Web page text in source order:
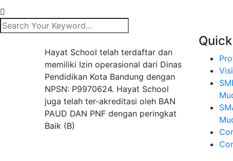
Hayat School telah terdaftar dan
memiliki Izin operasional dari Dinas
Pendidikan Kota Bandung dengan
NPSN: P9970624. Hayat School
juga telah ter-akreditasi oleh BAN
PAUD DAN PNF dengan peringkat
Baik (B)